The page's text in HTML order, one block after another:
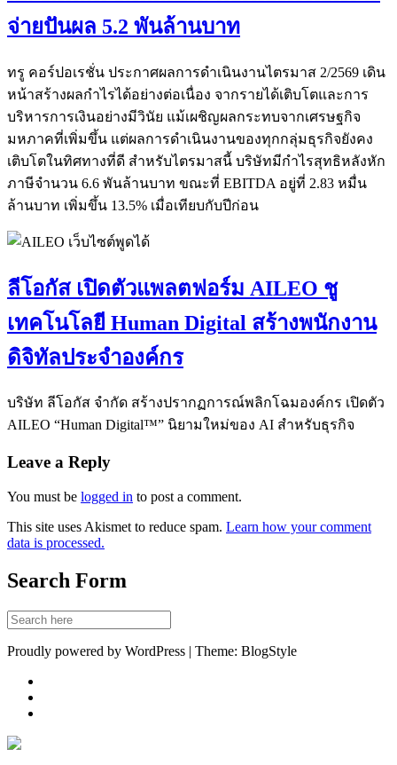
จ่ายปันผล 5.2 พันล้านบาท
ทรู คอร์ปอเรชั่น ประกาศผลการดำเนินงานไตรมาส 2/2569 เดิน
หน้าสร้างผลกำไรได้อย่างต่อเนื่อง จากรายได้เติบโตและการ
บริหารการเงินอย่างมีวินัย แม้เผชิญผลกระทบจากเศรษฐกิจ
มหภาคที่เพิ่มขึ้น แต่ผลการดำเนินงานของทุกกลุ่มธุรกิจยังคง
เติบโตในทิศทางที่ดี สำหรับไตรมาสนี้ บริษัทมีกำไรสุทธิหลังหัก
ภาษีจำนวน 6.6 พันล้านบาท ขณะที่ EBITDA อยู่ที่ 2.83 หมื่น
ล้านบาท เพิ่มขึ้น 13.5% เมื่อเทียบกับปีก่อน
ลีโอกัส เปิดตัวแพลตฟอร์ม AILEO ชู
เทคโนโลยี Human Digital สร้างพนักงาน
ดิจิทัลประจำองค์กร
บริษัท ลีโอกัส จำกัด สร้างปรากฏการณ์พลิกโฉมองค์กร เปิดตัว
AILEO “Human Digital™” นิยามใหม่ของ AI สำหรับธุรกิจ
Leave a Reply
You must be logged in to post a comment.
This site uses Akismet to reduce spam. Learn how your comment
data is processed.
Search Form
Proudly powered by WordPress | Theme: BlogStyle